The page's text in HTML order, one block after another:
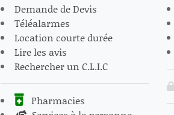
Demande de Devis
Téléalarmes
Location courte durée
Lire les avis
Rechercher un C.L.I.C
Pharmacies